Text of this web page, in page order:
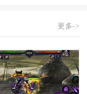
更多->